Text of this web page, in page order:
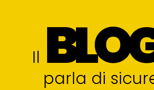
Il
parla di